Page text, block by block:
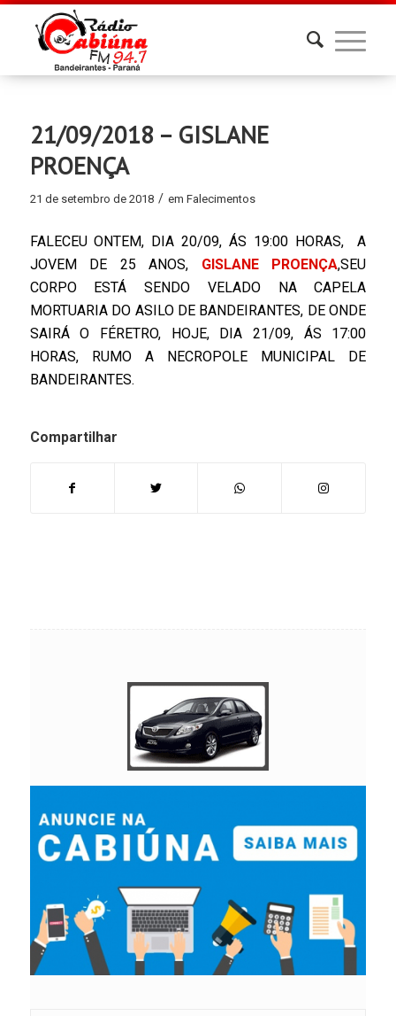
21/09/2018 – GISLANE
PROENÇA
21 de setembro de 2018 / em Falecimentos
FALECEU ONTEM, DIA 20/09, ÁS 19:00 HORAS, A
JOVEM DE 25 ANOS, GISLANE PROENÇA,SEU
CORPO ESTÁ SENDO VELADO NA CAPELA
MORTUARIA DO ASILO DE BANDEIRANTES, DE ONDE
SAIRÁ O FÉRETRO, HOJE, DIA 21/09, ÁS 17:00
HORAS, RUMO A NECROPOLE MUNICIPAL DE
BANDEIRANTES.
Compartilhar